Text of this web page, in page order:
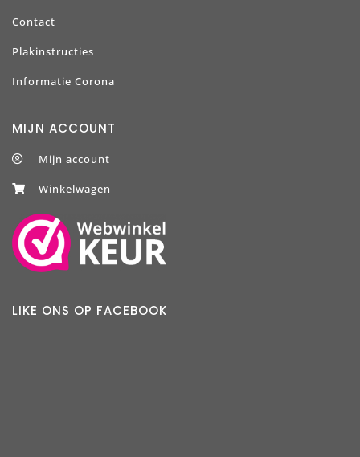
Contact
Plakinstructies
Informatie Corona
MIJN ACCOUNT
Mijn account
Winkelwagen
LIKE ONS OP FACEBOOK